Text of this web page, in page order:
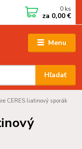
Menu
Hľadať
0 ks
za 0,00 €
CERES liatinový sporák